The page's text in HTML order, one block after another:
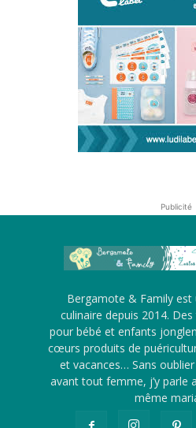
Publicité
Bergamote & Family
culinaire depuis 2014.
pour bébé et enfants
cœurs produits de
et vacances… Sans
avant tout femme, j’y parle
même